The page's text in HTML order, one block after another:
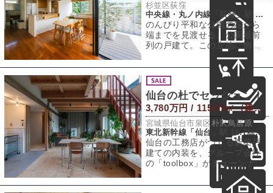
杉並区荻窪
中央線・丸ノ内線「荻窪」駅 徒歩13分
のんびり平和な公園の端から
端までを見渡せる、公園最前
列の戸建て。この立地に惚れ
込んだオーナーが、設計集団
「アトリエ天工人
仙台の杜でセッション！
3,780万円 / 115.09㎡（建物） 196.55㎡（敷地）
宮城県仙台市泉区朴沢鳥居原
東北新幹線「仙台」駅 16.7㎞（車約39分）
仙台の工務店がつくる新築戸
建ての内装を、グループ会社
の「toolbox」がチューンナッ
プ！ 2社がセッションをするか
のよ